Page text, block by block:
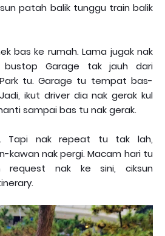
patah balik tunggu train balik
bas ke rumah. Lama jugak nak
Garage tak jauh dari
tu. Garage tu tempat bas-
ikut driver dia nak gerak kul
sampai bas tu nak gerak.
Tapi nak repeat tu tak lah,
kawan nak pergi. Macam hari tu
request nak ke sini, ciksun